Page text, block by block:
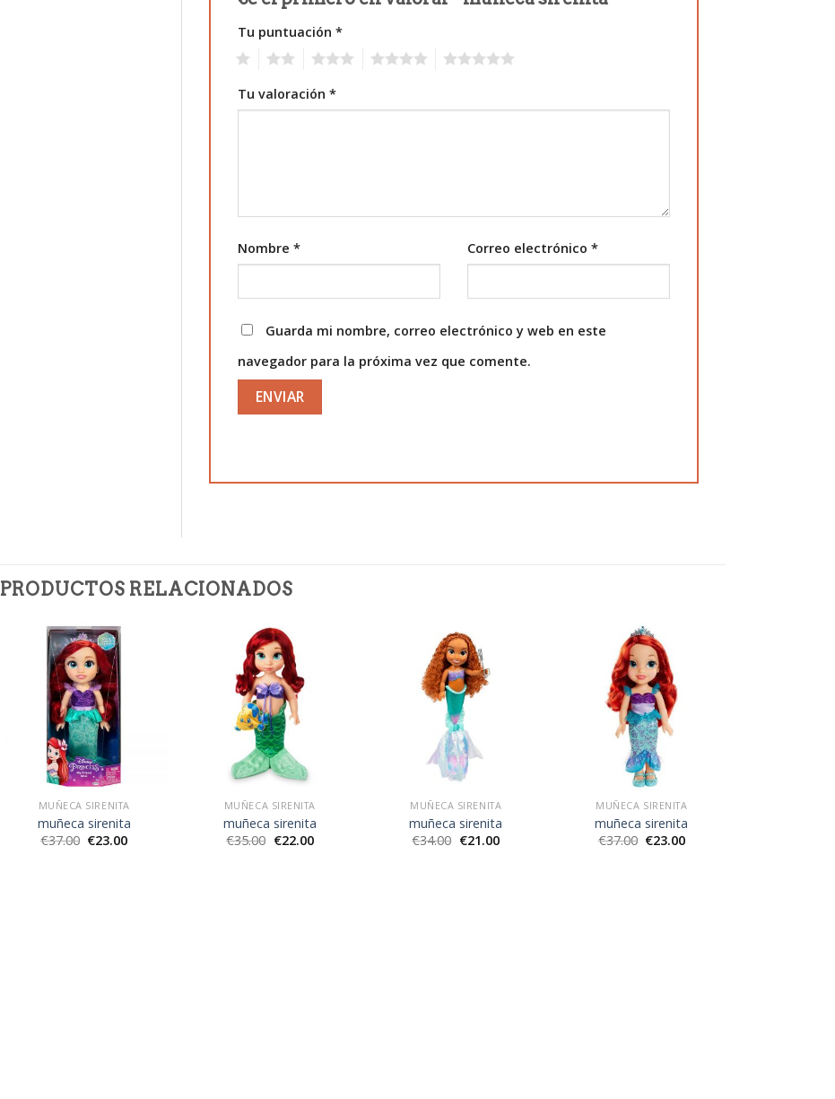
Tu puntuación*
Tu valoración*
Nombre* Correo electrónico*
Guarda mi nombre, correo electrónico y web en este
navegador para la próxima vez que comente.
PRODUCTOS RELACIONADOS
MUÑECA SIRENITA
muñeca sirenita
€37.00 €23.00
MUÑECA SIRENITA
muñeca sirenita
€35.00 €22.00
MUÑECA SIRENITA
muñeca sirenita
€34.00 €21.00
MUÑECA SIRENITA
muñeca sirenita
€37.00 €23.00